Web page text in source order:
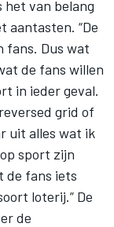
van belang
aantasten. “De
fans. Dus wat
de fans willen
in ieder geval.
grid of
uit alles wat ik
sport zijn
de fans iets
loterij.” De
de